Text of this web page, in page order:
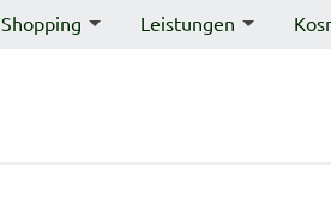
Shopping Leistungen